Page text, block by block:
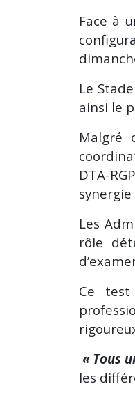
Face à
Le
ainsi le
Malgré
DTA-
Les
rôle
Ce
« Tous
les